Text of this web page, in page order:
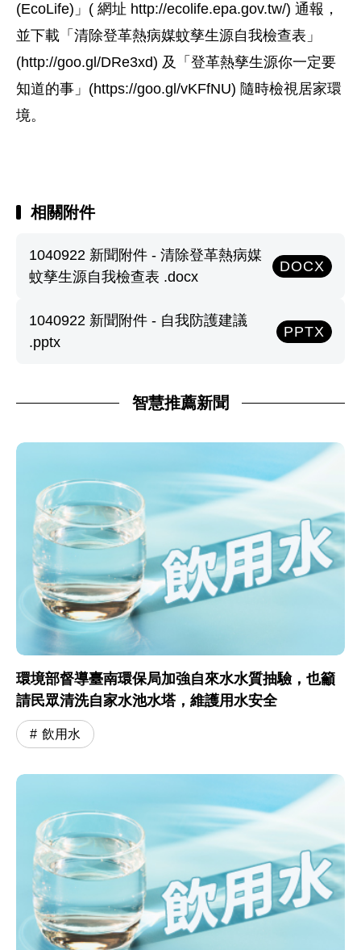
(EcoLife)」( 網址 http://ecolife.epa.gov.tw/) 通報，
並下載「清除登革熱病媒蚊孳生源自我檢查表」
(http://goo.gl/DRe3xd) 及「登革熱孳生源你一定要
知道的事」(https://goo.gl/vKFfNU) 隨時檢視居家環
境。
相關附件
1040922 新聞附件 - 清除登革熱病媒
蚊孳生源自我檢查表 .docx
DOCX
1040922 新聞附件 - 自我防護建議
.pptx
PPTX
智慧推薦新聞
環境部督導臺南環保局加強自來水水質抽驗，也籲
請民眾清洗自家水池水塔，維護用水安全
飲用水